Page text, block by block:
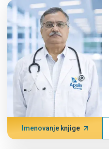
Imenovanje knjige